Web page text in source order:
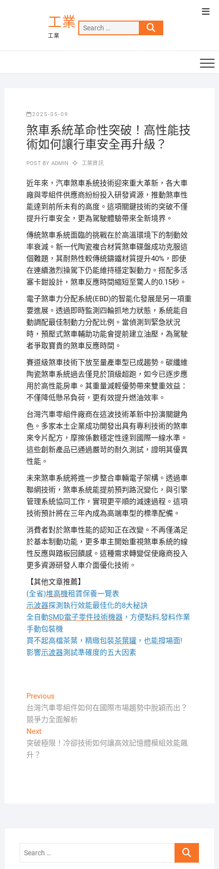
工業
工業
Search
…
2025-05-09
煞車系統革命性突破！高性能技
術如何讓行車安全再升級？
POST BY ADMIN 工業資訊
近年來，汽車煞車系統技術迎來重大革新，各大車
廠與零組件供應商紛紛投入研發資源，推動煞車性
能達到前所未有的高度。這項關鍵技術的突破不僅
提升行車安全，更為駕駛體驗帶來全新境界。
傳統煞車系統面臨的挑戰在於高溫環境下的制動效
率衰減。新一代陶瓷複合材質煞車碟盤成功克服這
個難題，其耐熱性較傳統鑄鐵材質提升40%，即使
在連續激烈操駕下仍能維持穩定製動力。搭配多活
塞卡鉗設計，煞車反應時間縮短至驚人的0.15秒。
電子煞車力分配系統(EBD)的智能化發展是另一項重
要進展。透過即時監測四輪抓地力狀態，系統能自
動調配最佳制動力分配比例。當偵測到緊急狀況
時，預壓式煞車輔助功能會提前建立油壓，為駕駛
者爭取寶貴的煞車反應時間。
賽道級煞車技術下放至量產車型已成趨勢。碳纖維
陶瓷煞車系統過去僅見於頂級超跑，如今已逐步應
用於高性能房車。其重量減輕優勢帶來雙重效益：
不僅降低懸吊負荷，更有效提升燃油效率。
台灣汽車零組件廠商在這波技術革新中扮演關鍵角
色。多家本土企業成功開發出具有專利技術的煞車
來令片配方，摩擦係數穩定性達到國際一線水準。
這些創新產品已通過嚴苛的耐久測試，證明其優異
性能。
未來煞車系統將進一步整合車輛電子架構。透過車
聯網技術，煞車系統能提前預判路況變化，與引擎
管理系統協同工作，實現更平順的減速過程。這項
技術預計將在三年內成為高端車型的標準配備。
消費者對於煞車性能的認知正在改變。不再僅滿足
於基本制動功能，更多車主開始重視煞車系統的線
性反應與踏板回饋感。這種需求轉變促使廠商投入
更多資源研發人車介面優化技術。
【其他文章推薦】
(全省)堆高機租賃保養一覽表
示波器探測執行效能最佳化的8大秘訣
全自動SMD電子零件技術機器，方便點料,發料作業
手動包裝機
買不起高檔茶葉，精緻包裝茶葉罐，也能撐場面!
影響示波器測試準確度的五大因素
文
章
導
覽
PreviousPrevious
post:
台灣汽車零組件如何在國際市場趨勢中脫穎而出？
競爭力全面解析
NextNext
post:
突破極限！冷卻技術如何讓高效記憶體模組效能飆
升？
Search